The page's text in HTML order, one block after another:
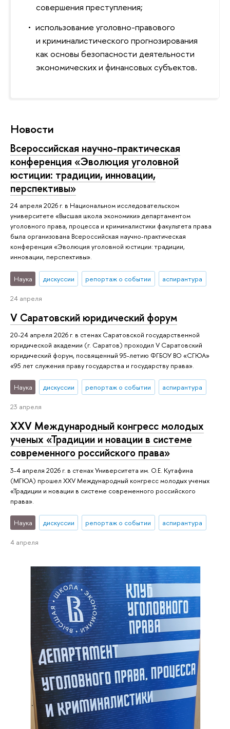
совершения преступления;
использование уголовно-правового
и криминалистического прогнозирования
как основы безопасности деятельности
экономических и финансовых субъектов.
Новости
Всероссийская научно-практическая
конференция «Эволюция уголовной
юстиции: традиции, инновации,
перспективы»
24 апреля 2026 г. в Национальном исследовательском
университете «Высшая школа экономики» департаментом
уголовного права, процесса и криминалистики факультета права
была организована Всероссийская научно-практическая
конференция «Эволюция уголовной юстиции: традиции,
инновации, перспективы».
Наука дискуссии репортаж о событии аспирантура
24 апреля
V Саратовский юридический форум
20-24 апреля 2026 г. в стенах Саратовской государственной
юридической академии (г. Саратов) проходил V Саратовский
юридический форум, посвященный 95-летию ФГБОУ ВО «СГЮА»
«95 лет служения праву государства и государству права».
Наука дискуссии репортаж о событии аспирантура
23 апреля
XXV Международный конгресс молодых
ученых «Традиции и новации в системе
современного российского права»
3-4 апреля 2026 г. в стенах Университета им. О.Е. Кутафина
(МГЮА) прошел XXV Международный конгресс молодых ученых
«Традиции и новации в системе современного российского
права».
Наука дискуссии репортаж о событии аспирантура
4 апреля